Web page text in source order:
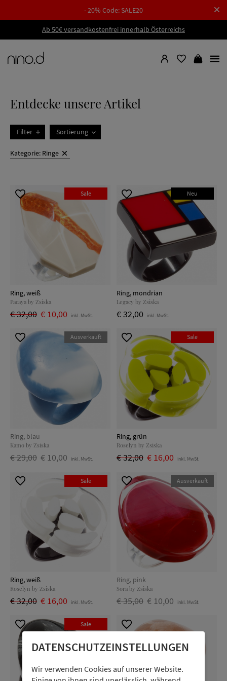
- 20% Code: SALE20
Ab 50€ versandkostenfrei innerhalb Österreichs
Entdecke unsere Artikel
Filter Sortierung
Kategorie: Ringe
Ring, weiß
Pacaya by Zsiska
€ 32,00 € 10,00 inkl. MwSt.
Sale
Ring, mondrian
Legacy by Zsiska
€ 32,00 inkl. MwSt.
Neu
Ring, blau
Kamo by Zsiska
€ 29,00 € 10,00 inkl. MwSt.
Ausverkauft
Ring, grün
Roselyn by Zsiska
€ 32,00 € 16,00 inkl. MwSt.
Sale
Ring, weiß
Roselyn by Zsiska
€ 32,00 € 16,00 inkl. MwSt.
Sale
Ring, pink
Sora by Zsiska
€ 35,00 € 10,00 inkl. MwSt.
Ausverkauft
Sale
DATENSCHUTZ­EINSTELLUNGEN
Wir verwenden Cookies auf unserer Website.